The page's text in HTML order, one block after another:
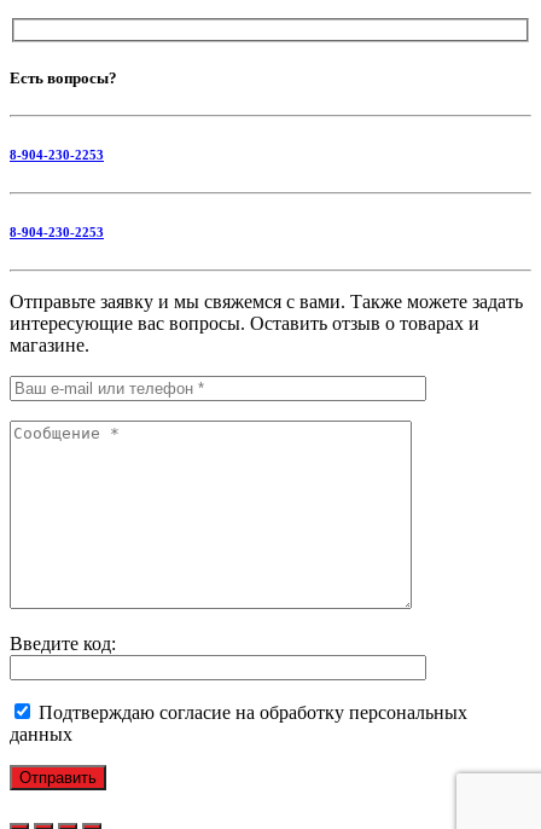
Есть вопросы?
8-904-230-2253
8-904-230-2253
Отправьте заявку и мы свяжемся с вами. Также можете задать
интересующие вас вопросы. Оставить отзыв о товарах и
магазине.
Введите код:
Подтверждаю согласие на обработку персональных
данных